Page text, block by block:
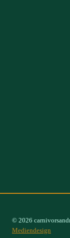
© 2026
Mediendesign